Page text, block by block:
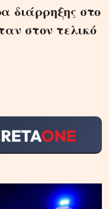
διάρρηξης στο
στον τελικό